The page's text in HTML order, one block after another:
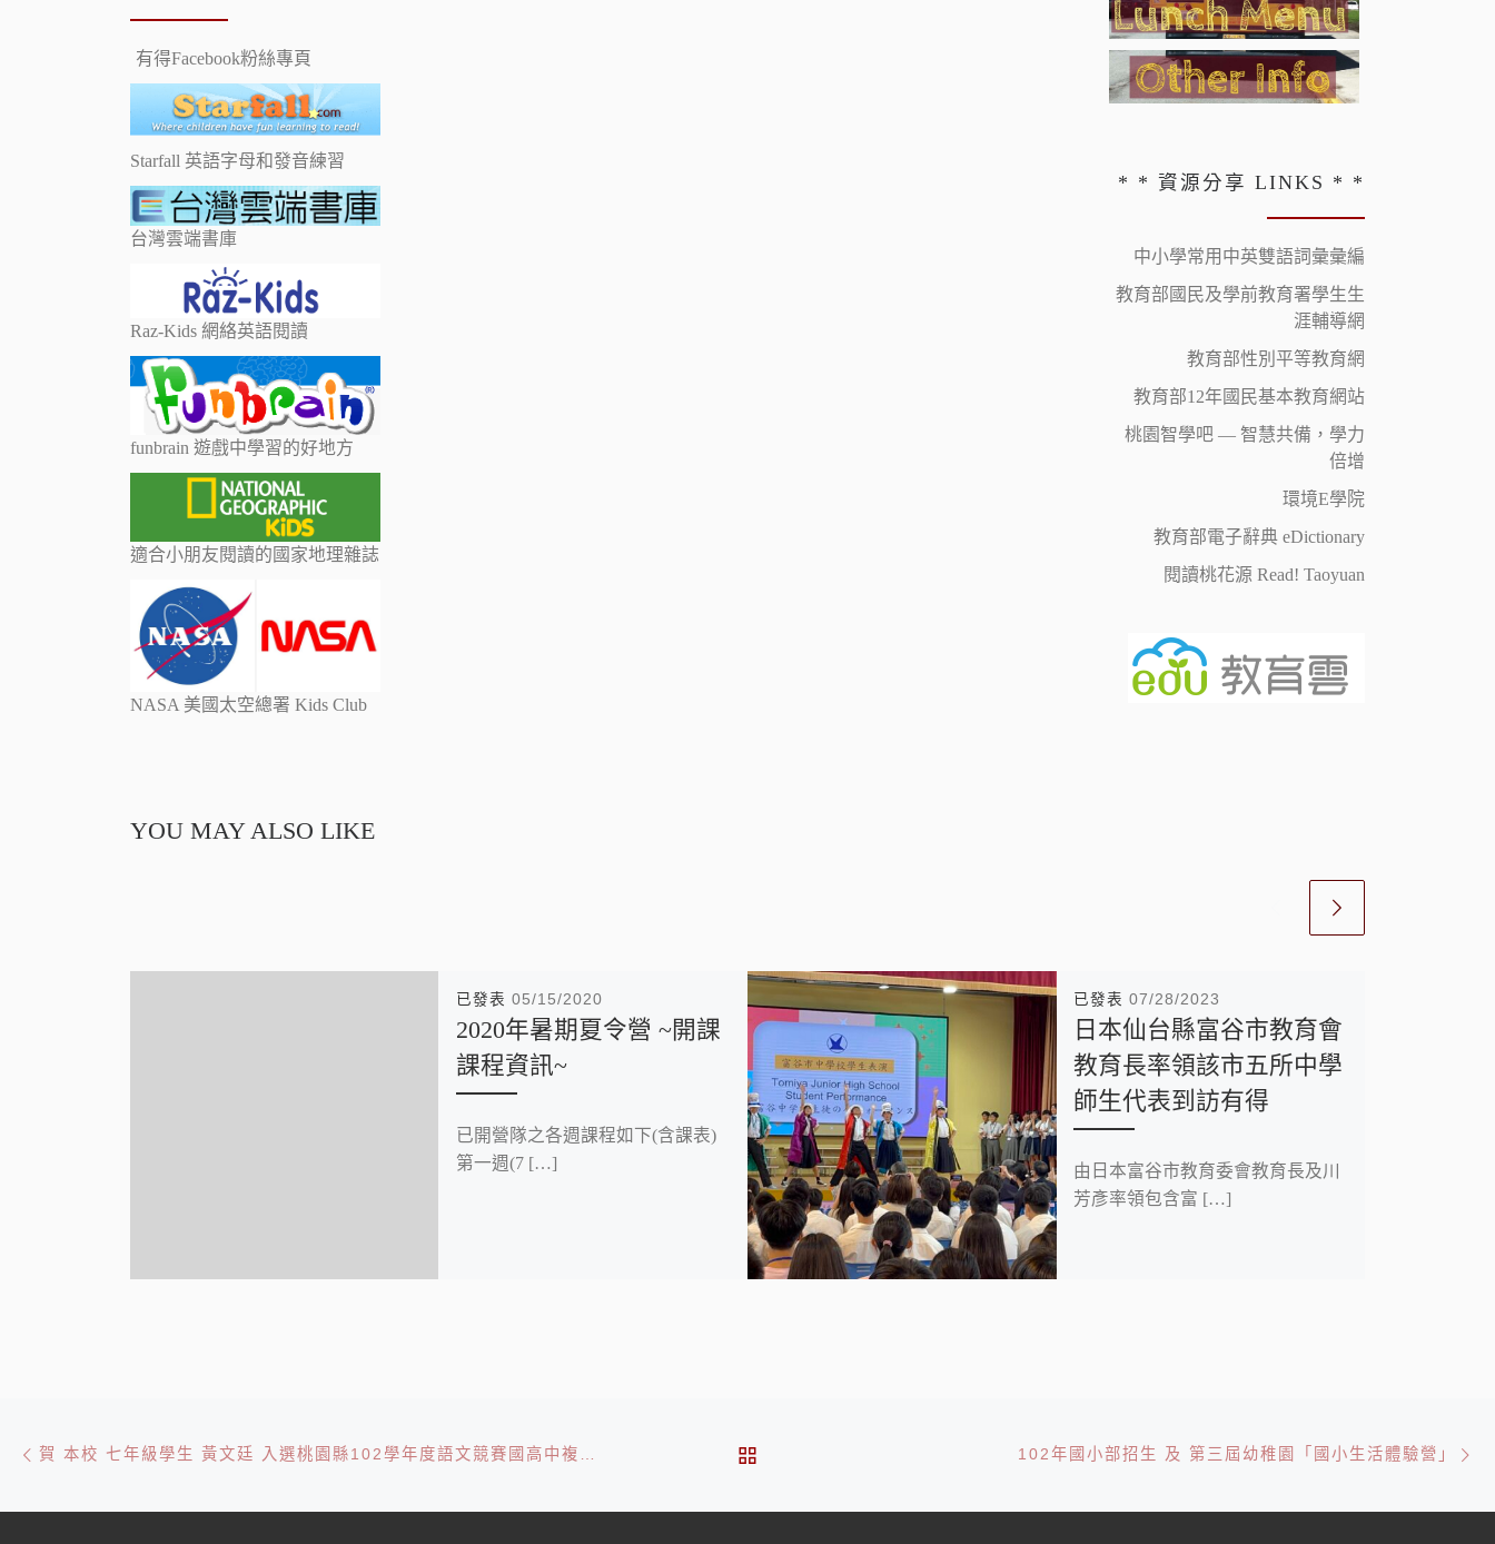
YOU MAY ALSO LIKE
已發表05/15/2020
2020年暑期夏令營 ~開課
課程資訊~
已開營隊之各週課程如下(含課表)
第一週(7 […]
已發表07/28/2023
日本仙台縣富谷市教育會
教育長率領該市五所中學
師生代表到訪有得
由日本富谷市教育委會教育長及川
芳彥率領包含富 […]
有得Facebook粉絲專頁
Starfall 英語字母和發音練習
台灣雲端書庫
Raz-Kids 網絡英語閱讀
funbrain 遊戲中學習的好地方
適合小朋友閱讀的國家地理雜誌
NASA 美國太空總署 Kids Club
* * 資源分享 LINKS * *
中小學常用中英雙語詞彙彙編
教育部國民及學前教育署學生生
涯輔導網
教育部性別平等教育網
教育部12年國民基本教育網站
桃園智學吧 — 智慧共備，學力
倍增
環境E學院
教育部電子辭典 eDictionary
閱讀桃花源 Read! Taoyuan
文章導航 102年國小部招生 及 第三屆幼稚園「國小生活體驗營」